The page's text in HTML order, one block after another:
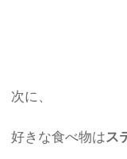
次に、
好きな食べ物はス